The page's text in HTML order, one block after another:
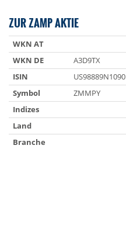
ZUR ZAMP AKTIE
WKN AT
WKN DE
A3D9TX
ISIN
US98889N1090
Symbol
ZMMPY
Indizes
Land
Branche